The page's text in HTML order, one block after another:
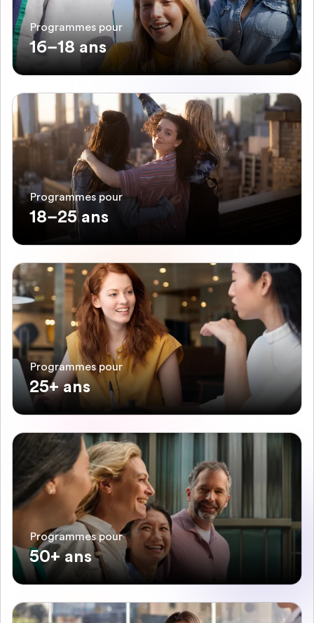
Programmes pour
16–18 ans
Programmes pour
18–25 ans
Programmes pour
25+ ans
Programmes pour
50+ ans